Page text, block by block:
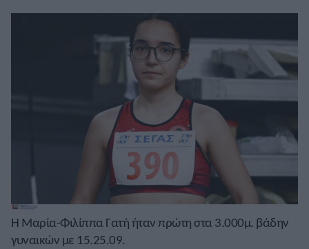
Η Μαρία-Φιλίππα Γατή ήταν πρώτη στα 3.000μ. βάδην
γυναικών με 15.25.09.